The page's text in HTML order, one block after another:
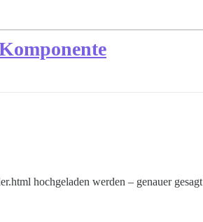
hochgeladen werden – genauer gesagt